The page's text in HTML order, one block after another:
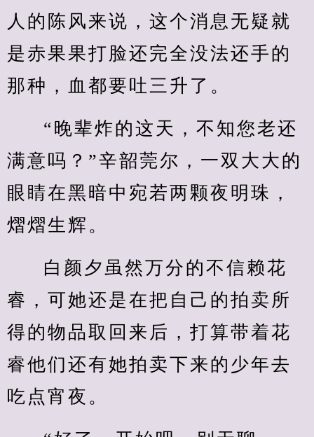
人的陈风来说，这个消息无疑就
是赤果果打脸还完全没法还手的
那种，血都要吐三升了。
“晚辈炸的这天，不知您老还
满意吗？”辛韶莞尔，一双大大的
眼睛在黑暗中宛若两颗夜明珠，
熠熠生辉。
白颜夕虽然万分的不信赖花
睿，可她还是在把自己的拍卖所
得的物品取回来后，打算带着花
睿他们还有她拍卖下来的少年去
吃点宵夜。